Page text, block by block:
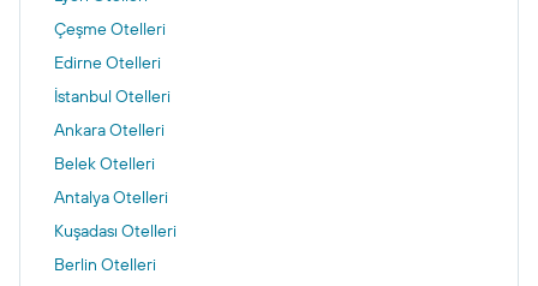
Çeşme Otelleri
Edirne Otelleri
İstanbul Otelleri
Ankara Otelleri
Belek Otelleri
Antalya Otelleri
Kuşadası Otelleri
Berlin Otelleri